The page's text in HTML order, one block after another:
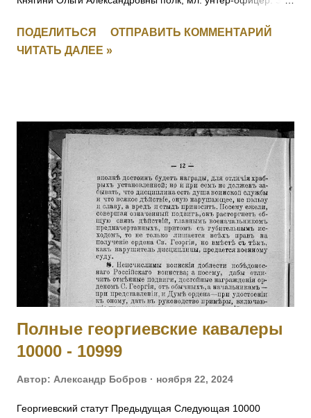
Заменен, IV-271156] 4008 Фамилия не установлена. 4009
ПЕРЕТЫКИН Василий Васильевич (стан. Челябинская) — 3
ЛАРИН Николай — 21 саперный батальон, 2 рота, мл.
унтер-офицер. За мужество и храбрость в боях с
австрийцами с 29.05 по 16.06.1915. 4013 БОГДАНОВ
Василий — 293 пех. Ижорский полк, 2 рота, ст. унтер-
офицер. За мужество и храбрость в боях с австрийцами с
23 по 29.05.1915. 4014 СЕРГЕЕВ Василий — 295 пех.
Свирский полк, 11 рота, подпрапорщик. За отличие в боях с
23 по 28.06.1915. 4015 ДЕМЯНОВ Петр — 295 пех.
Свирский полк, пулеметная команда, фельдфебель. За от...
ПОДЕЛИТЬСЯ
ОТПРАВИТЬ КОММЕНТАРИЙ
ЧИТАТЬ ДАЛЕЕ »
Полные георгиевские кавалеры
10000 - 10999
Автор: Александр Бобров ноября 22, 2024
Георгиевский статут Предыдущая Следующая 10000